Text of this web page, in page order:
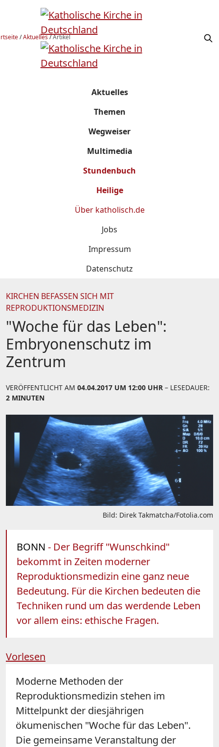
/Aktuelles/Artikel
Aktuelles
Themen
Wegweiser
Multimedia
Stundenbuch
Heilige
Über katholisch.de
Jobs
Impressum
Datenschutz
KIRCHEN BEFASSEN SICH MIT
REPRODUKTIONSMEDIZIN
"Woche für das Leben":
Embryonenschutz im
Zentrum
VERÖFFENTLICHT AM 04.04.2017 UM 12:00 UHR – LESEDAUER:
2 MINUTEN
Bild: Direk Takmatcha/Fotolia.com
BONN - Der Begriff "Wunschkind"
bekommt in Zeiten moderner
Reproduktionsmedizin eine ganz neue
Bedeutung. Für die Kirchen bedeuten die
Techniken rund um das werdende Leben
vor allem eins: ethische Fragen.
Vorlesen
Moderne Methoden der
Reproduktionsmedizin stehen im
Mittelpunkt der diesjährigen
ökumenischen "Woche für das Leben".
Die gemeinsame Veranstaltung der